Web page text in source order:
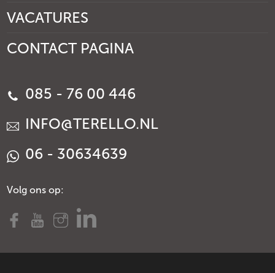
VACATURES
CONTACT PAGINA
085 - 76 00 446
INFO@TERELLO.NL
06 - 30634639
Volg ons op: